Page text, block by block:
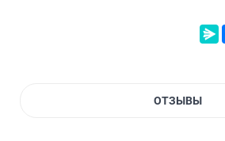
ОТЗЫВЫ